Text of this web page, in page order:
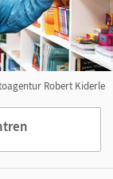
Robert Kiderle